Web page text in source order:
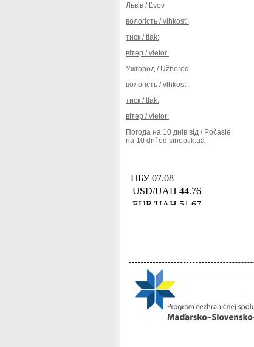
Львів / Ľvov
вологість / vlhkosť:
тиск / tlak:
вітер / vietor:
Ужгород / Užhorod
вологість / vlhkosť:
тиск / tlak:
вітер / vietor:
Погода на 10 днів від / Počasie
na 10 dní od sinoptik.ua